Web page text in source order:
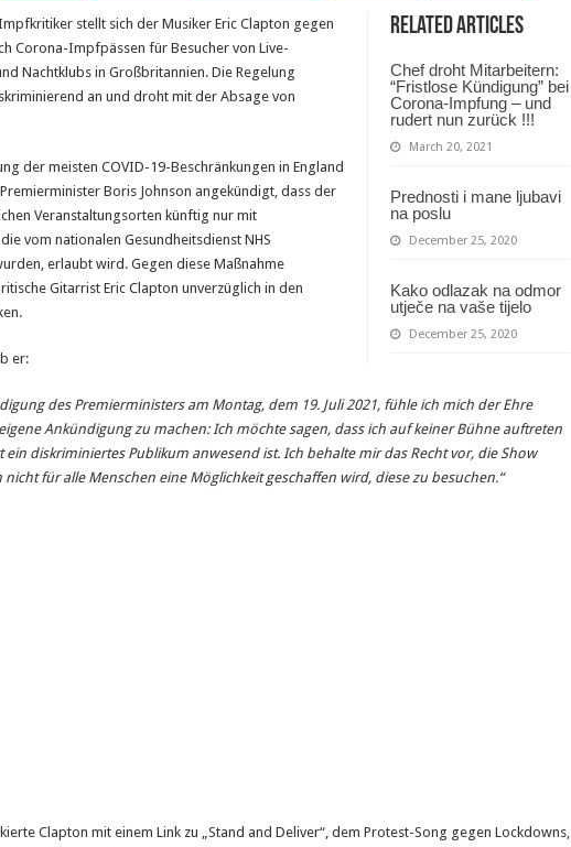
Related Articles
Chef droht Mitarbeitern:
“Fristlose Kündigung” bei
Corona-Impfung – und
rudert nun zurück !!!
March 20, 2021
Prednosti i mane ljubavi
na poslu
December 25, 2020
Kako odlazak na odmor
utječe na vaše tijelo
December 25, 2020
stellt sich der Musiker Eric Clapton gegen
Corona-Impfpässen für Besucher von Live-
Nachtklubs in Großbritannien. Die Regelung
an und droht mit der Absage von
der meisten COVID-19-Beschränkungen in England
Boris Johnson angekündigt, dass der
Veranstaltungsorten künftig nur mit
vom nationalen Gesundheitsdienst NHS
erlaubt wird. Gegen diese Maßnahme
Gitarrist Eric Clapton unverzüglich in den
er:
des Premierministers am Montag, dem 19. Juli 2021, fühle ich mich der Ehre
Ankündigung zu machen: Ich möchte sagen, dass ich auf keiner Bühne auftreten
diskriminiertes Publikum anwesend ist. Ich behalte mir das Recht vor, die Show
nicht für alle Menschen eine Möglichkeit geschaffen wird, diese zu besuchen.“
Clapton mit einem Link zu „Stand and Deliver“, dem Protest-Song gegen Lockdowns,